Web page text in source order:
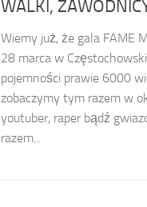
WALKI,
Wiemy już, że gala FAME
28 marca w
pojemności prawie 6000
zobaczymy tym razem w
youtuber, raper bądź
razem...